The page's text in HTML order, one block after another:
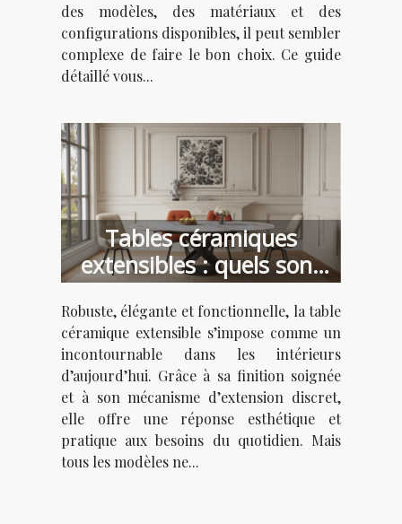
des modèles, des matériaux et des
configurations disponibles, il peut sembler
complexe de faire le bon choix. Ce guide
détaillé vous...
Tables céramiques
extensibles : quels sont
les différents design ?
Robuste, élégante et fonctionnelle, la table
céramique extensible s’impose comme un
incontournable dans les intérieurs
d’aujourd’hui. Grâce à sa finition soignée
et à son mécanisme d’extension discret,
elle offre une réponse esthétique et
pratique aux besoins du quotidien. Mais
tous les modèles ne...